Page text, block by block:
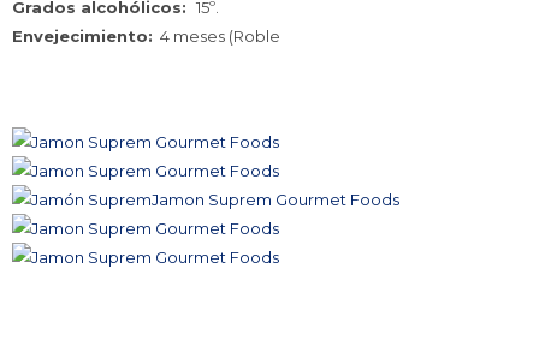
Grados alcohólicos: 15º.
Envejecimiento: 4 meses (Roble